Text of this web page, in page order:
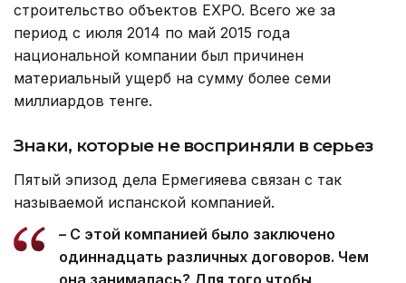
строительство объектов EXPO. Всего же за
период с июля 2014 по май 2015 года
национальной компании был причинен
материальный ущерб на сумму более семи
миллиардов тенге.
Знаки, которые не восприняли в серьез
Пятый эпизод дела Ермегияева связан с так
называемой испанской компанией.
– С этой компанией было заключено
одиннадцать различных договоров. Чем